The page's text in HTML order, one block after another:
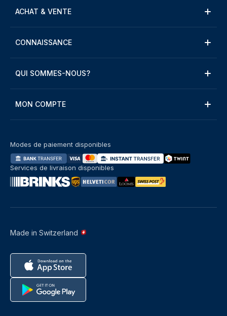
ACHAT & VENTE
CONNAISSANCE
QUI SOMMES-NOUS?
MON COMPTE
Made in Switzerland
Modes de paiement disponibles
Services de livraison disponibles